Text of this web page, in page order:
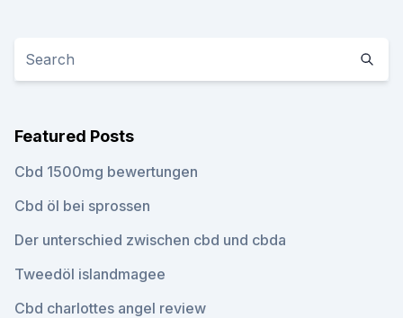
Featured Posts
Cbd 1500mg bewertungen
Cbd öl bei sprossen
Der unterschied zwischen cbd und cbda
Tweedöl islandmagee
Cbd charlottes angel review